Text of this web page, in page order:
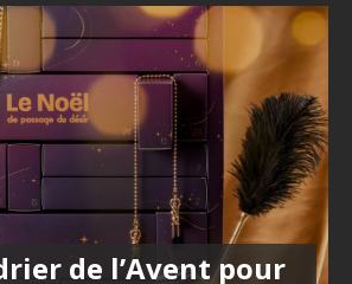
de l’Avent pour